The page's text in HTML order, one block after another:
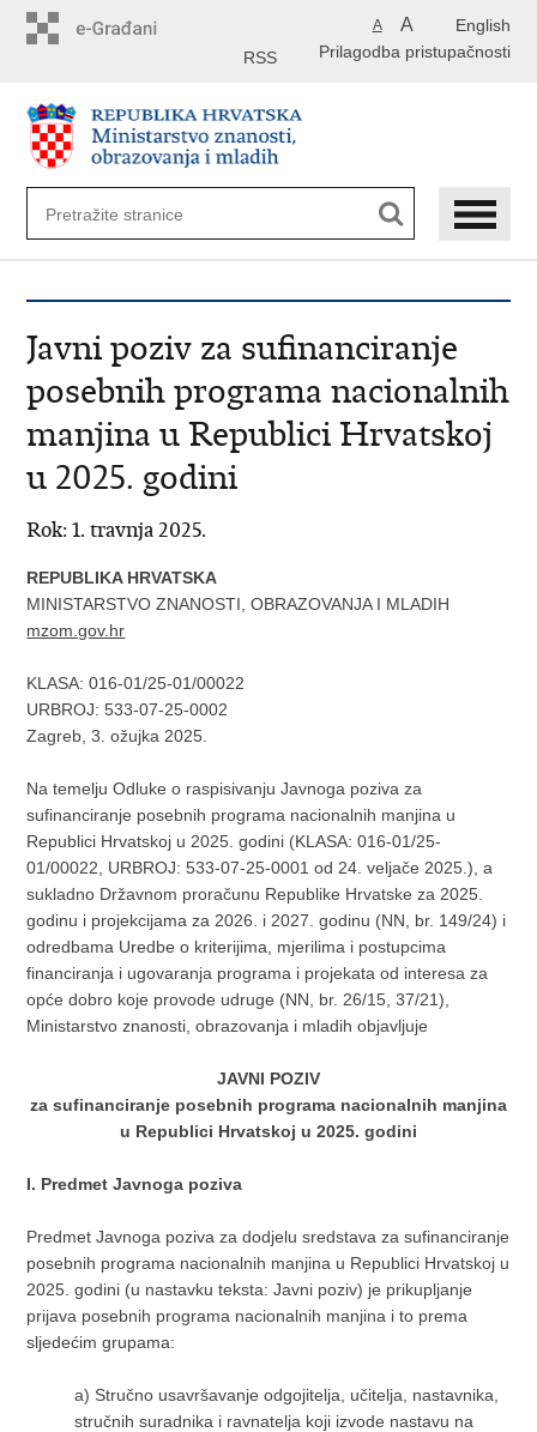
English
A A
Prilagodba pristupačnosti
RSS
Javni poziv za sufinanciranje
posebnih programa nacionalnih
manjina u Republici Hrvatskoj
u 2025. godini
Rok: 1. travnja 2025.
REPUBLIKA HRVATSKA
MINISTARSTVO ZNANOSTI, OBRAZOVANJA I MLADIH
mzom.gov.hr
KLASA: 016-01/25-01/00022
URBROJ: 533-07-25-0002
Zagreb, 3. ožujka 2025.
Na temelju Odluke o raspisivanju Javnoga poziva za
sufinanciranje posebnih programa nacionalnih manjina u
Republici Hrvatskoj u 2025. godini (KLASA: 016-01/25-
01/00022, URBROJ: 533-07-25-0001 od 24. veljače 2025.), a
sukladno Državnom proračunu Republike Hrvatske za 2025.
godinu i projekcijama za 2026. i 2027. godinu (NN, br. 149/24) i
odredbama Uredbe o kriterijima, mjerilima i postupcima
financiranja i ugovaranja programa i projekata od interesa za
opće dobro koje provode udruge (NN, br. 26/15, 37/21),
Ministarstvo znanosti, obrazovanja i mladih objavljuje
JAVNI POZIV
za sufinanciranje posebnih programa nacionalnih manjina
u Republici Hrvatskoj u 2025. godini
I. Predmet Javnoga poziva
Predmet Javnoga poziva za dodjelu sredstava za sufinanciranje
posebnih programa nacionalnih manjina u Republici Hrvatskoj u
2025. godini (u nastavku teksta: Javni poziv) je prikupljanje
prijava posebnih programa nacionalnih manjina i to prema
sljedećim grupama:
a) Stručno usavršavanje odgojitelja, učitelja, nastavnika,
stručnih suradnika i ravnatelja koji izvode nastavu na